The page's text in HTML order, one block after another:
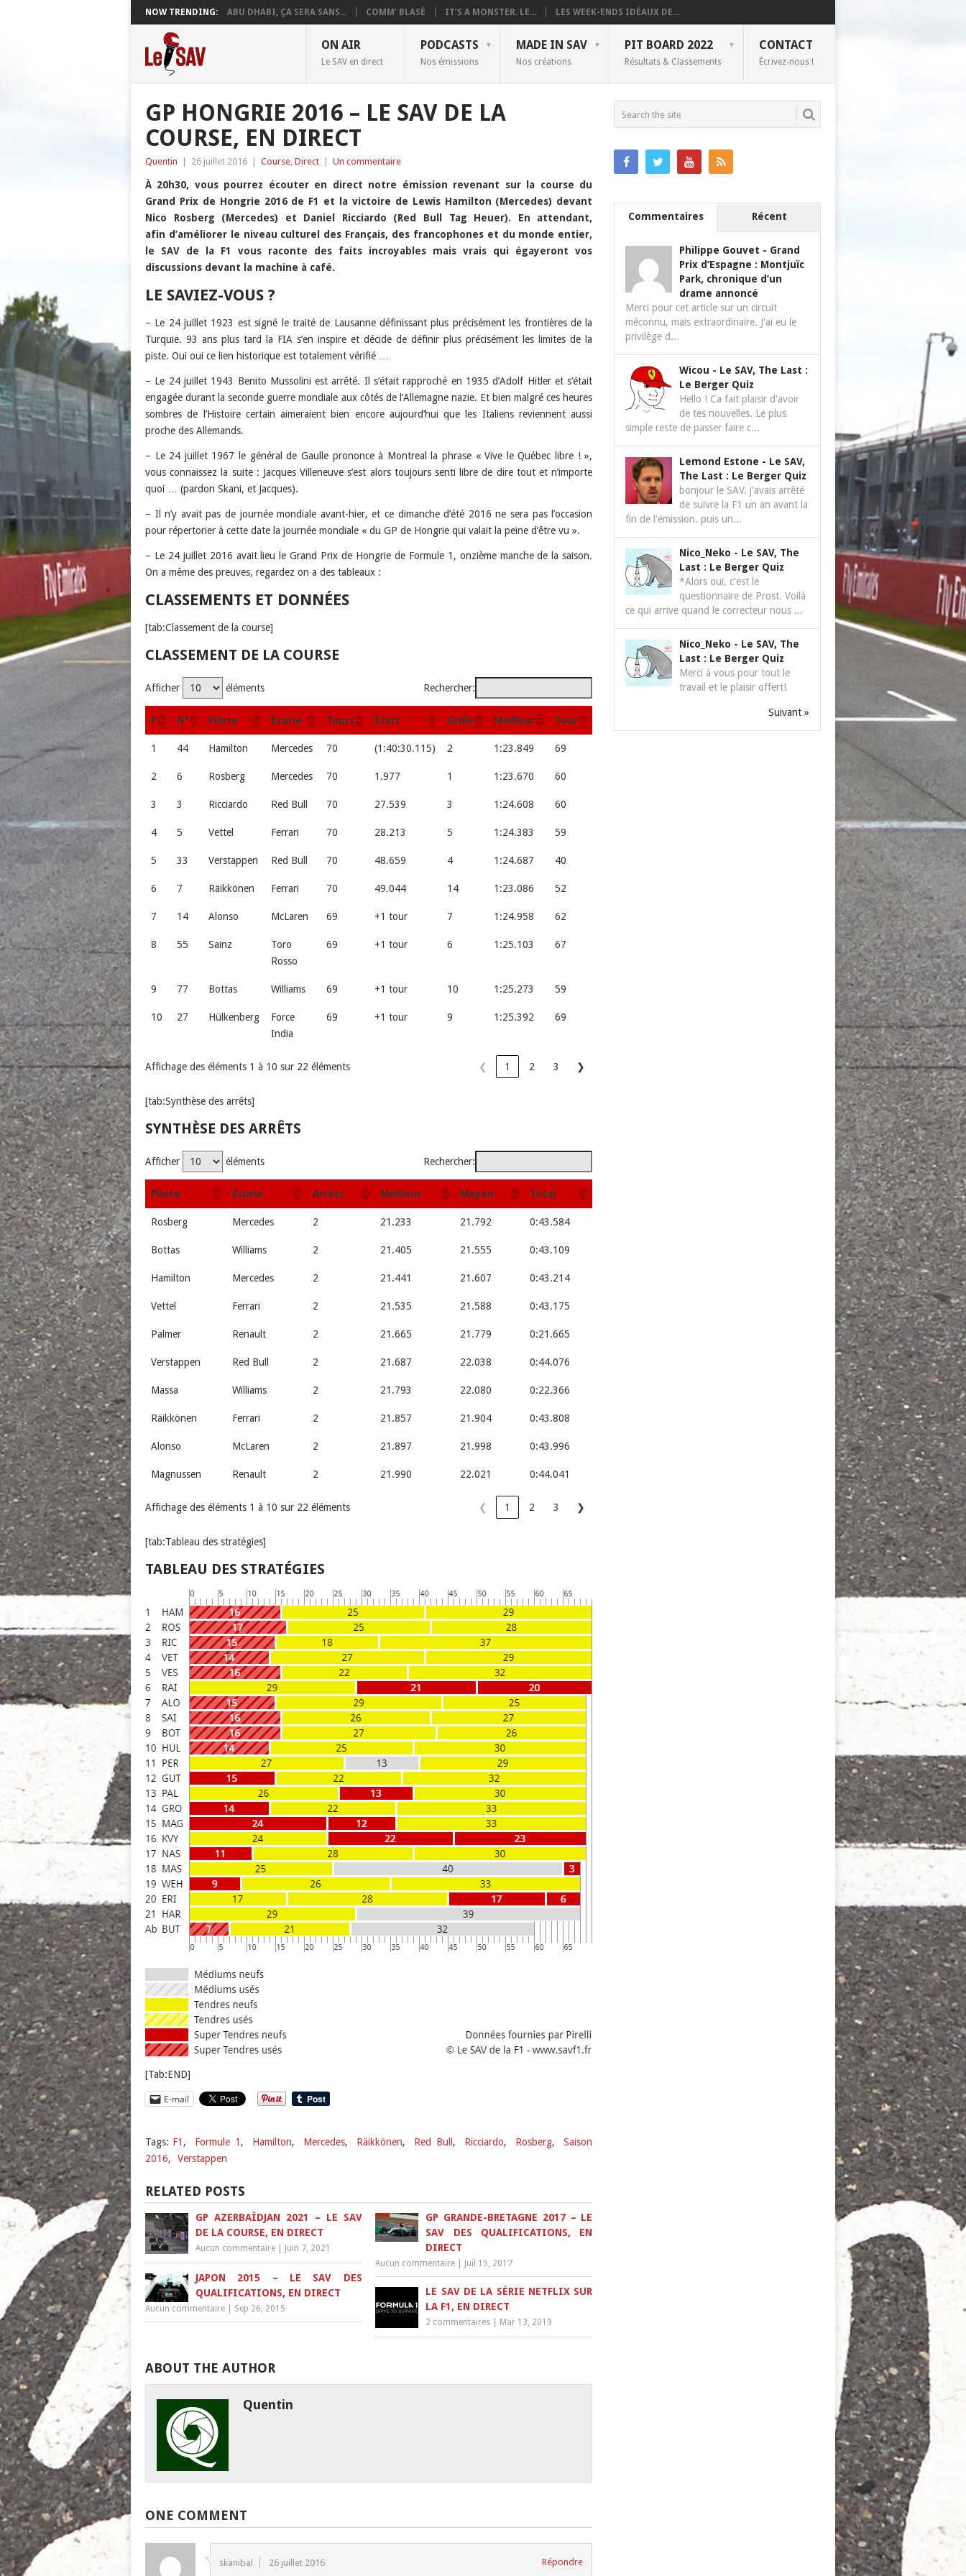
NOW TRENDING: ABU DHABI, ÇA SERA SANS... COMM’ BLASÉ IT’S A MONSTER. LE... LES WEEK-ENDS IDÉAUX DE...
ON AIR
Le SAV en direct
PODCASTS
Nos émissions
MADE IN SAV
Nos créations
PIT BOARD 2022
Résultats & Classements
CONTACT
Écrivez-nous !
GP HONGRIE 2016 – LE SAV DE LA
COURSE, EN DIRECT
Quentin 26 juillet 2016 Course, Direct Un commentaire
À 20h30, vous pourrez écouter en direct notre émission revenant sur la course du
Grand Prix de Hongrie 2016 de F1 et la victoire de Lewis Hamilton (Mercedes) devant
Nico Rosberg (Mercedes) et Daniel Ricciardo (Red Bull Tag Heuer). En attendant,
afin d’améliorer le niveau culturel des Français, des francophones et du monde entier,
le SAV de la F1 vous raconte des faits incroyables mais vrais qui égayeront vos
discussions devant la machine à café.
LE SAVIEZ-VOUS ?
– Le 24 juillet 1923 est signé le traité de Lausanne définissant plus précisément les frontières de la
Turquie. 93 ans plus tard la FIA s’en inspire et décide de définir plus précisément les limites de la
piste. Oui oui ce lien historique est totalement vérifié …
– Le 24 juillet 1943 Benito Mussolini est arrêté. Il s’était rapproché en 1935 d’Adolf Hitler et s’était
engagée durant la seconde guerre mondiale aux côtés de l’Allemagne nazie. Et bien malgré ces heures
sombres de l’Histoire certain aimeraient bien encore aujourd’hui que les Italiens reviennent aussi
proche des Allemands.
– Le 24 juillet 1967 le général de Gaulle prononce à Montreal la phrase « Vive le Québec libre ! »,
vous connaissez la suite : Jacques Villeneuve s’est alors toujours senti libre de dire tout et n’importe
quoi … (pardon Skani, et Jacques).
– Il n’y avait pas de journée mondiale avant-hier, et ce dimanche d’été 2016 ne sera pas l’occasion
pour répertorier à cette date la journée mondiale « du GP de Hongrie qui valait la peine d’être vu ».
– Le 24 juillet 2016 avait lieu le Grand Prix de Hongrie de Formule 1, onzième manche de la saison.
On a même des preuves, regardez on a des tableaux :
CLASSEMENTS ET DONNÉES
[tab:Classement de la course]
CLASSEMENT DE LA COURSE
Afficher éléments Rechercher:
P N° Pilote Écurie Tours Écart Grille Meilleur Tour
1 44 Hamilton Mercedes 70 (1:40:30.115) 2 1:23.849 69
2 6 Rosberg Mercedes 70 1.977 1 1:23.670 60
3 3 Ricciardo Red Bull 70 27.539 3 1:24.608 60
4 5 Vettel Ferrari 70 28.213 5 1:24.383 59
5 33 Verstappen Red Bull 70 48.659 4 1:24.687 40
6 7 Räikkönen Ferrari 70 49.044 14 1:23.086 52
7 14 Alonso McLaren 69 +1 tour 7 1:24.958 62
8 55 Sainz
Toro
Rosso
69 +1 tour 6 1:25.103 67
9 77 Bottas Williams 69 +1 tour 10 1:25.273 59
10 27 Hülkenberg
Force
India
69 +1 tour 9 1:25.392 69
Affichage des éléments 1 à 10 sur 22 éléments ❮ 1 2 3 ❯
[tab:Synthèse des arrêts]
SYNTHÈSE DES ARRÊTS
Afficher éléments Rechercher:
Pilote Écurie Arrêts Meilleur Moyen Total
Rosberg Mercedes 2 21.233 21.792 0:43.584
Bottas Williams 2 21.405 21.555 0:43.109
Hamilton Mercedes 2 21.441 21.607 0:43.214
Vettel Ferrari 2 21.535 21.588 0:43.175
Palmer Renault 2 21.665 21.779 0:21.665
Verstappen Red Bull 2 21.687 22.038 0:44.076
Massa Williams 2 21.793 22.080 0:22.366
Räikkönen Ferrari 2 21.857 21.904 0:43.808
Alonso McLaren 2 21.897 21.998 0:43.996
Magnussen Renault 2 21.990 22.021 0:44.041
Affichage des éléments 1 à 10 sur 22 éléments ❮ 1 2 3 ❯
[tab:Tableau des stratégies]
TABLEAU DES STRATÉGIES
[Tab:END]
E-mail
Tags: F1 , Formule 1 , Hamilton, Mercedes, Räikkönen, Red Bull , Ricciardo, Rosberg,
Saison
2016, Verstappen
RELATED POSTS
GP AZERBAÏDJAN 2021 – LE SAV
DE LA COURSE, EN DIRECT
Aucun commentaire Juin 7, 2021
GP GRANDE-BRETAGNE 2017 – LE
SAV DES QUALIFICATIONS, EN
DIRECT
Aucun commentaire Juil 15, 2017
JAPON 2015 – LE SAV DES
QUALIFICATIONS, EN DIRECT
Aucun commentaire Sep 26, 2015
LE SAV DE LA SÉRIE NETFLIX SUR
LA F1, EN DIRECT
2 commentaires Mar 13, 2019
ABOUT THE AUTHOR
Quentin
ONE COMMENT
skanibal 26 juillet 2016 Répondre
Commentaires Récent
Philippe Gouvet - Grand
Prix d’Espagne : Montjuïc
Park, chronique d’un
drame annoncé
Merci pour cet article sur un circuit
méconnu, mais extraordinaire. J'ai eu le
privilège d...
Wicou - Le SAV, The Last :
Le Berger Quiz
Hello ! Ca fait plaisir d'avoir
de tes nouvelles. Le plus
simple reste de passer faire c...
Lemond Estone - Le SAV,
The Last : Le Berger Quiz
bonjour le SAV. j'avais arrêté
de suivre la F1 un an avant la
fin de l'émission. puis un...
Nico_Neko - Le SAV, The
Last : Le Berger Quiz
*Alors oui, c'est le
questionnaire de Prost. Voilà
ce qui arrive quand le correcteur nous ...
Nico_Neko - Le SAV, The
Last : Le Berger Quiz
Merci à vous pour tout le
travail et le plaisir offert!
Suivant »